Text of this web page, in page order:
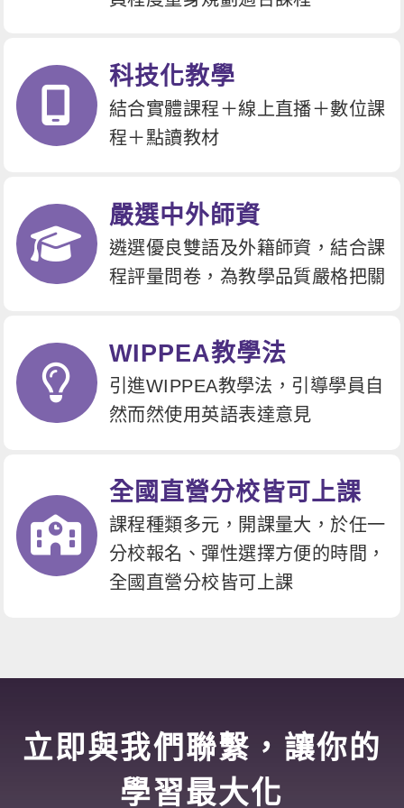
科技化教學
結合實體課程＋線上直播＋數位課
程＋點讀教材
嚴選中外師資
遴選優良雙語及外籍師資，結合課
程評量問卷，為教學品質嚴格把關
WIPPEA教學法
引進WIPPEA教學法，引導學員自
然而然使用英語表達意見
全國直營分校皆可上課
課程種類多元，開課量大，於任一
分校報名、彈性選擇方便的時間，
全國直營分校皆可上課
立即與我們聯繫，讓你的
學習最大化